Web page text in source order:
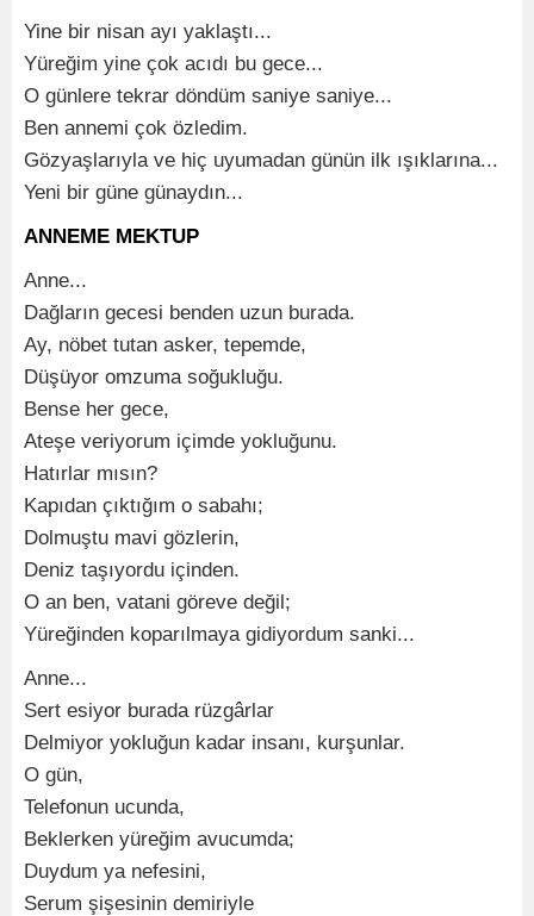
Yine bir nisan ayı yaklaştı...
Yüreğim yine çok acıdı bu gece...
O günlere tekrar döndüm saniye saniye...
Ben annemi çok özledim.
Gözyaşlarıyla ve hiç uyumadan günün ilk ışıklarına...
Yeni bir güne günaydın...
ANNEME MEKTUP
Anne...
Dağların gecesi benden uzun burada.
Ay, nöbet tutan asker, tepemde,
Düşüyor omzuma soğukluğu.
Bense her gece,
Ateşe veriyorum içimde yokluğunu.
Hatırlar mısın?
Kapıdan çıktığım o sabahı;
Dolmuştu mavi gözlerin,
Deniz taşıyordu içinden.
O an ben, vatani göreve değil;
Yüreğinden koparılmaya gidiyordum sanki...
Anne...
Sert esiyor burada rüzgârlar
Delmiyor yokluğun kadar insanı, kurşunlar.
O gün,
Telefonun ucunda,
Beklerken yüreğim avucumda;
Duydum ya nefesini,
Serum şişesinin demiriyle